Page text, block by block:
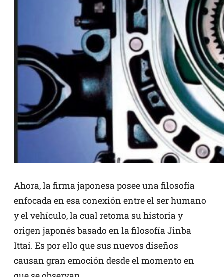
Ahora, la firma japonesa posee una filosofía
enfocada en esa conexión entre el ser humano
y el vehículo, la cual retoma su historia y
origen japonés basado en la filosofía Jinba
Ittai. Es por ello que sus nuevos diseños
causan gran emoción desde el momento en